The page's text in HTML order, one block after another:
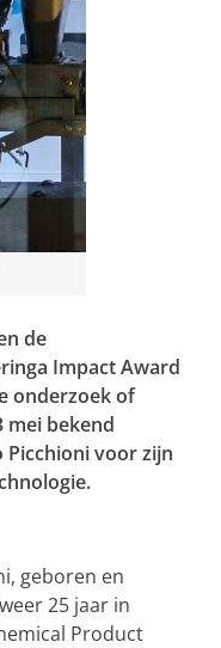
de
Impact Award
onderzoek of
mei bekend
Picchioni voor zijn
geboren en
25 jaar in
Product